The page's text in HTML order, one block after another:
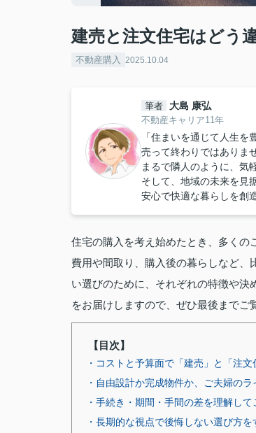
建売と注文住宅はどう
不動産購入 2025.10.04
筆者 大島 康弘
不動産キャリア11年
「住まいを通じて人生を
売って終わりではありま
まるで隣人のように、気
そして、地域の未来を見
安心で快適な暮らしを創
住宅の購入を考え始めたとき、多くの
費用や間取り、購入後の暮らしなど
い選びのために、それぞれの特徴や
をお届けしますので、ぜひ最後までご
【目次】
・コストと予算面で「建売」と「注
・自由設計か完成物件か、ご夫婦の
・手続き・期間・手間の差を理解し
・長期的な視点で後悔しない選び方